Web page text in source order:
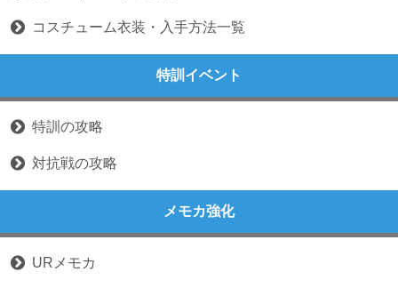
コスチューム衣装・入手方法一覧
特訓イベント
特訓の攻略
対抗戦の攻略
メモカ強化
URメモカ